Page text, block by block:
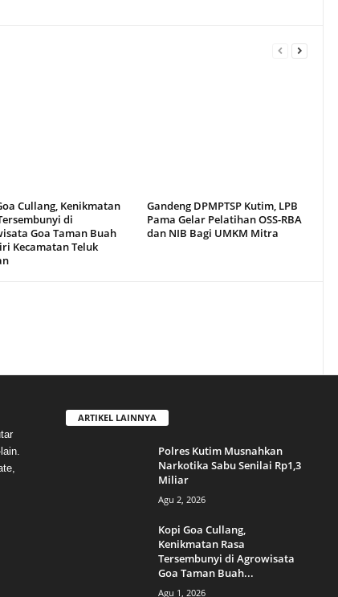
Cullang, Kenikmatan
di
Goa Taman Buah
Kecamatan Teluk
Gandeng DPMPTSP Kutim, LPB
Pama Gelar Pelatihan OSS-RBA
dan NIB Bagi UMKM Mitra
ARTIKEL LAINNYA
Polres Kutim Musnahkan
Narkotika Sabu Senilai Rp1,3
Miliar
Agu 2, 2026
Kopi Goa Cullang,
Kenikmatan Rasa
Tersembunyi di Agrowisata
Goa Taman Buah...
Agu 1, 2026